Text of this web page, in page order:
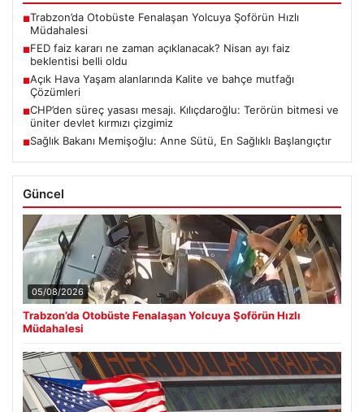
■Trabzon’da Otobüste Fenalaşan Yolcuya Şoförün Hızlı
Müdahalesi
■FED faiz kararı ne zaman açıklanacak? Nisan ayı faiz
beklentisi belli oldu
■Açık Hava Yaşam alanlarında Kalite ve bahçe mutfağı
Çözümleri
■CHP’den süreç yasası mesajı. Kılıçdaroğlu: Terörün bitmesi ve
üniter devlet kırmızı çizgimiz
■Sağlık Bakanı Memişoğlu: Anne Sütü, En Sağlıklı Başlangıçtır
Güncel
05/08/2026
Trabzon’da Otobüste Fenalaşan Yolcuya Şoförün Hızlı
Müdahalesi